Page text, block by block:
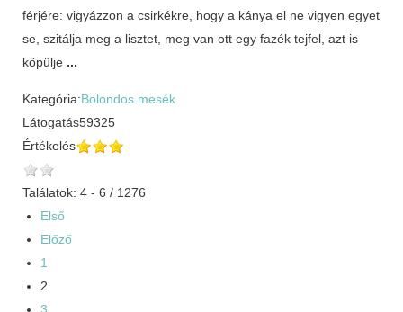
férjére: vigyázzon a csirkékre, hogy a kánya el ne vigyen egyet
se, szitálja meg a lisztet, meg van ott egy fazék tejfel, azt is
köpülje ...
Kategória:Bolondos mesék
Látogatás59325
Értékelés
Találatok: 4 - 6 / 1276
Első
Előző
1
2